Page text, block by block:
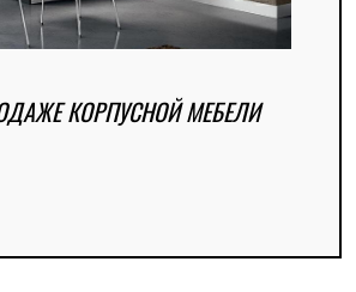
КОРПУСНОЙ МЕБЕЛИ